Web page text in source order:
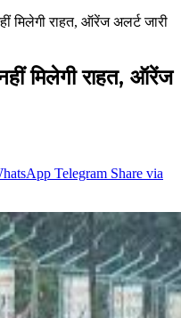
मिलेगी राहत, ऑरेंज अलर्ट जारी
मिलेगी राहत, ऑरेंज
Telegram Share via